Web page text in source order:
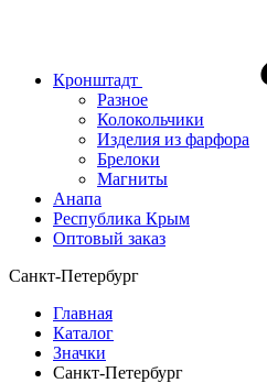
Кронштадт
Разное
Колокольчики
Изделия из фарфора
Брелоки
Магниты
Анапа
Республика Крым
Оптовый заказ
Санкт-Петербург
Главная
Каталог
Значки
Санкт-Петербург